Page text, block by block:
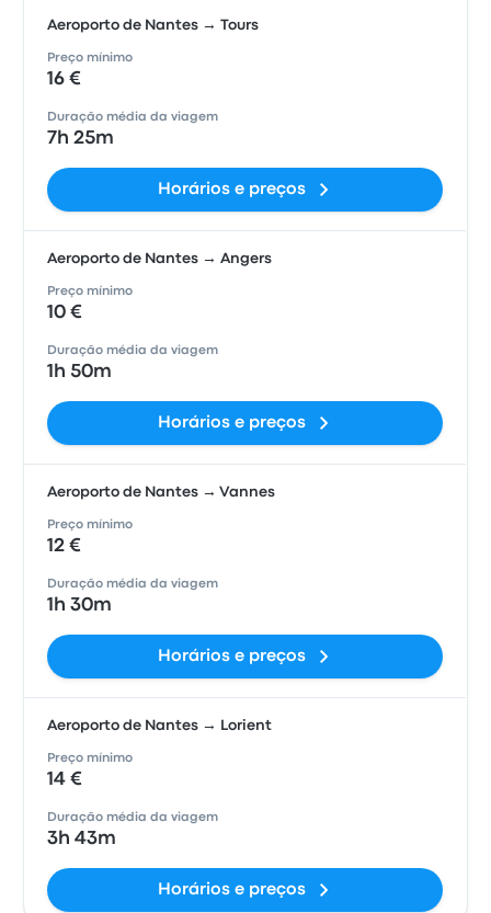
Aeroporto de Nantes → Tours
Preço mínimo
16 €
Duração média da viagem
7h 25m
Horários e preços
Aeroporto de Nantes → Angers
Preço mínimo
10 €
Duração média da viagem
1h 50m
Horários e preços
Aeroporto de Nantes → Vannes
Preço mínimo
12 €
Duração média da viagem
1h 30m
Horários e preços
Aeroporto de Nantes → Lorient
Preço mínimo
14 €
Duração média da viagem
3h 43m
Horários e preços